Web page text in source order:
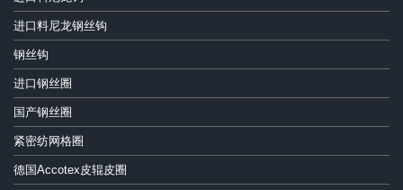
进口料尼龙钢丝钩
钢丝钩
进口钢丝圈
国产钢丝圈
紧密纺网格圈
德国Accotex皮辊皮圈